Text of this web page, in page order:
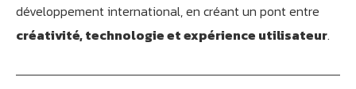
développement international, en créant un pont entre
créativité, technologie et expérience utilisateur.